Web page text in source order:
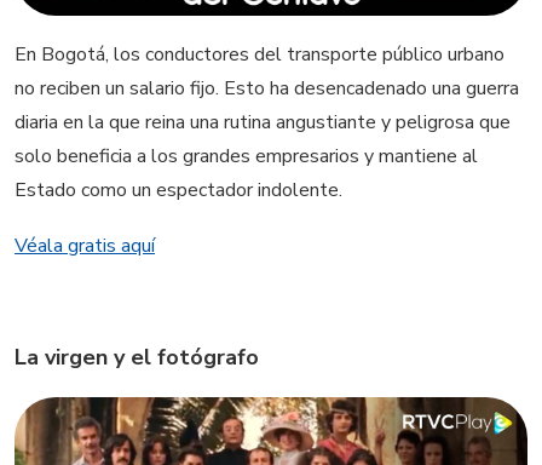
En Bogotá, los conductores del transporte público urbano
no reciben un salario fijo. Esto ha desencadenado una guerra
diaria en la que reina una rutina angustiante y peligrosa que
solo beneficia a los grandes empresarios y mantiene al
Estado como un espectador indolente.
Véala gratis aquí
La virgen y el fotógrafo